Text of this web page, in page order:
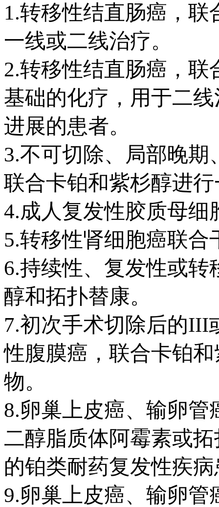
1.转移性结直肠癌，
一线或二线治疗。
2.转移性结直肠癌，
基础的化疗，用于二
进展的患者。
3.不可切除、局部晚
联合卡铂和紫杉醇进
4.成人复发性胶质母细
5.转移性肾细胞癌联合
6.持续性、复发性或
醇和拓扑替康。
7.初次手术切除后的III
性腹膜癌，联合卡铂
物。
8.卵巢上皮癌、输卵
二醇脂质体阿霉素或
的铂类耐药复发性疾
9.卵巢上皮癌、输卵